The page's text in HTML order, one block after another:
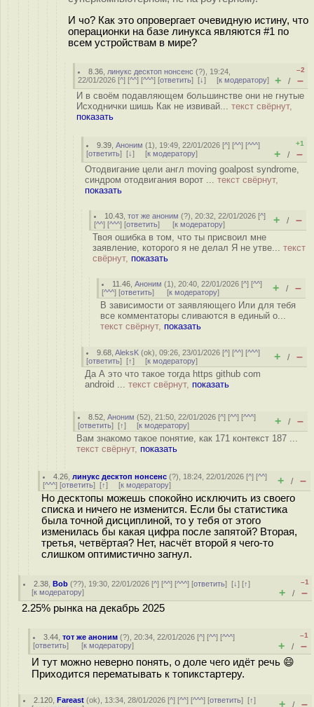
И чо? Как это опровергает очевидную истину, что
операционки на базе линукса являются #1 по
всем устройствам в мире?
8.36 линукс десктоп нонсенс (?), 19:24,
22/01/2026 [^] [^^] [^^^] [ответить] [↓] [к модератору]
–2
+ / –
И в своём подавляющем большинстве они не гнутые
Исходнички шишь Как не извивай... текст свёрнут,
показать
9.39 ,Аноним (1), 19:49, 22/01/2026 [^] [^^] [^^^]
[ответить] [↓] [к модератору]
+1
+ / –
Отодвигание цели англ moving goalpost syndrome,
синдром отодвигания ворот ... текст свёрнут,
показать
10.43 ,тот же аноним (?), 20:32, 22/01/2026 [^]
[^^] [^^^] [ответить] [к модератору] + / –
Твоя ошибка в том, что ты присвоил мне
заявление, которого я не делал Я не утве... текст
свёрнут, показать
11.46 ,Аноним (1), 20:40, 22/01/2026 [^] [^^]
[^^^] [ответить] [к модератору] + / –
В зависимости от заявляющего Или для тебя
все комментаторы сливаются в единый о...
текст свёрнут, показать
9.68 ,AleksK (ok), 09:26, 23/01/2026 [^] [^^] [^^^]
[ответить] [↑] [к модератору] + / –
Да А это что такое тогда https github com
android ... текст свёрнут, показать
8.52 ,Аноним (52), 21:50, 22/01/2026 [^] [^^] [^^^]
[ответить] [↑] [к модератору] + / –
Вам знакомо такое понятие, как 171 контекст 187 ...
текст свёрнут, показать
4.26 ,линукс десктоп нонсенс (?), 18:24, 22/01/2026 [^] [^^]
[^^^] [ответить] [↑] [к модератору] + / –
Но десктопы можешь спокойно исключить из своего
списка и ничего не изменится. Если бы статистика
была точной дисциплиной, то у тебя от этого
изменилась бы какая цифра после запятой? Вторая,
третья, четвёртая? Нет, насчёт второй я чего-то
слишком оптимистично загнул.
2.38 ,Bob (??), 19:30, 22/01/2026 [^] [^^] [^^^] [ответить][↓] [↑]
[к модератору]
–1
+ / –
2.25% рынка на декабрь 2025
3.44 ,тот же аноним (?), 20:34, 22/01/2026 [^] [^^] [^^^]
[ответить] [к модератору]
–1
+ / –
И тут можно неверно понять, о доле чего идёт речь 😄
Приходится перематывать к топикстартеру.
2.120 ,Fareast (ok), 13:34, 28/01/2026 [^] [^^] [^^^] [ответить][↑]
+ / –